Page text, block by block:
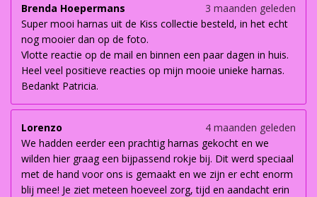
Brenda Hoepermans
3 maanden geleden
Super mooi harnas uit de Kiss collectie besteld, in het echt
nog mooier dan op de foto.
Vlotte reactie op de mail en binnen een paar dagen in huis.
Heel veel positieve reacties op mijn mooie unieke harnas.
Bedankt Patricia.
Lorenzo
4 maanden geleden
We hadden eerder een prachtig harnas gekocht en we
wilden hier graag een bijpassend rokje bij. Dit werd speciaal
met de hand voor ons is gemaakt en we zijn er echt enorm
blij mee! Je ziet meteen hoeveel zorg, tijd en aandacht erin